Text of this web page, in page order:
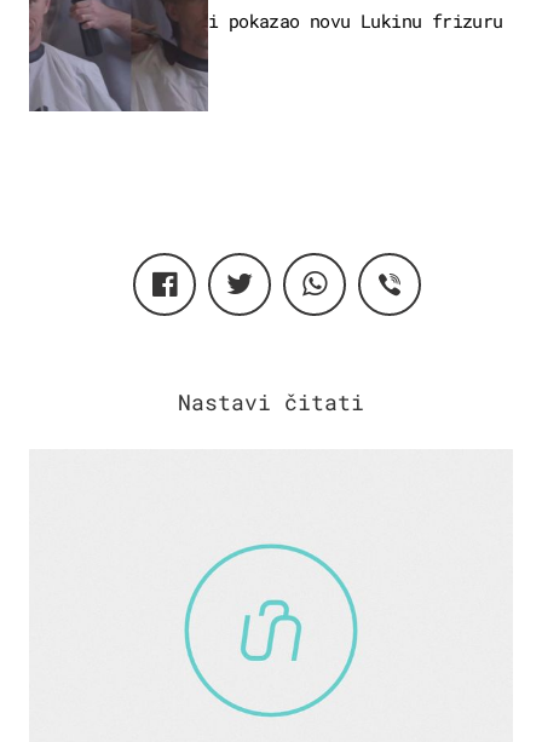
i pokazao novu Lukinu frizuru